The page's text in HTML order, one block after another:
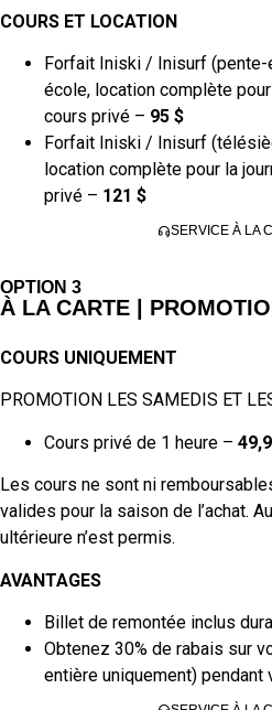
COURS ET LOCATION
Forfait Iniski / Inisurf (pente-
école, location complète
cours privé – 95 $
Forfait Iniski / Inisurf
location complète pour la
privé – 121 $
SERVICE À LA
OPTION 3
À LA CARTE |
COURS UNIQUEMENT
PROMOTION LES SAMEDIS ET
Cours privé de 1 heure –
Les cours ne sont ni
valides pour la saison de l’achat.
ultérieure n’est permis.
AVANTAGES
Billet de remontée inclus
Obtenez 30% de rabais sur
entière uniquement) pendant